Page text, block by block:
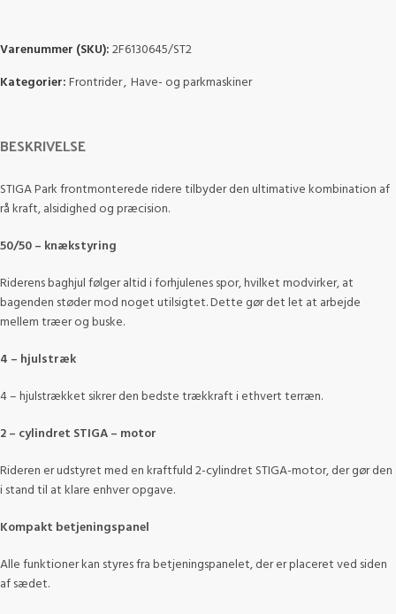
Varenummer (SKU):2F6130645/ST2
Kategorier:Frontrider, Have- og parkmaskiner
BESKRIVELSE
STIGA Park frontmonterede ridere tilbyder den ultimative kombination af
rå kraft, alsidighed og præcision.
50/50 – knækstyring
Riderens baghjul følger altid i forhjulenes spor, hvilket modvirker, at
bagenden støder mod noget utilsigtet. Dette gør det let at arbejde
mellem træer og buske.
4 – hjulstræk
4 – hjulstrækket sikrer den bedste trækkraft i ethvert terræn.
2 – cylindret STIGA – motor
Rideren er udstyret med en kraftfuld 2-cylindret STIGA-motor, der gør den
i stand til at klare enhver opgave.
Kompakt betjeningspanel
Alle funktioner kan styres fra betjeningspanelet, der er placeret ved siden
af sædet.